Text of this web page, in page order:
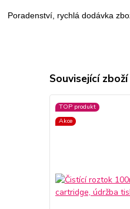
Poradenství, rychlá dodávka
Související zboží
TOP produkt
Akce